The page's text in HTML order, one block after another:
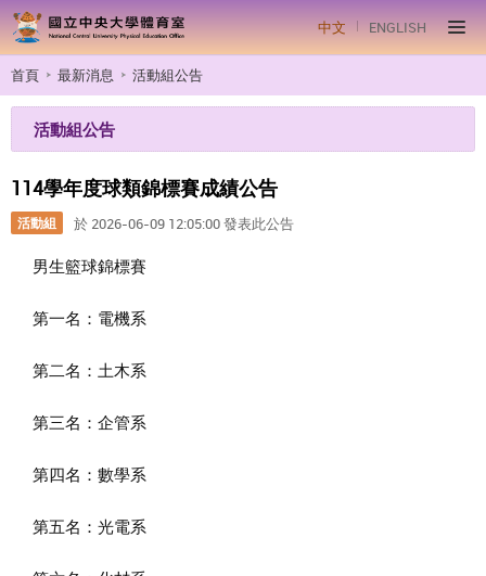
中文 ENGLISH
首頁 最新消息 活動組公告
活動組公告
114學年度球類錦標賽成績公告
活動組 於 2026-06-09 12:05:00 發表此公告
男生籃球錦標賽
第一名：電機系
第二名：土木系
第三名：企管系
第四名：數學系
第五名：光電系